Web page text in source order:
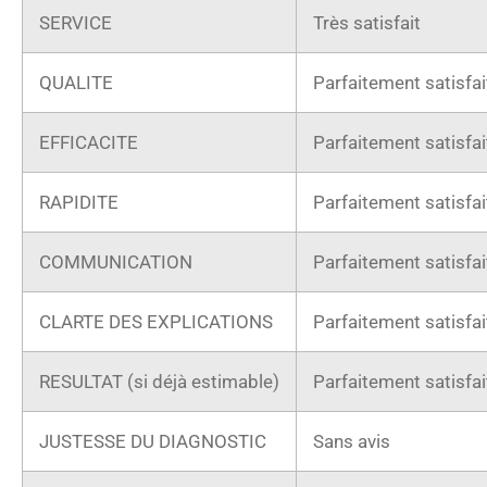
SERVICE Très satisfait
QUALITE Parfaitement
EFFICACITE Parfaitement
RAPIDITE Parfaitement
COMMUNICATION Parfaitement
CLARTE DES EXPLICATIONS Parfaitement
RESULTAT (si déjà estimable) Parfaitement
JUSTESSE DU DIAGNOSTIC Sans avis